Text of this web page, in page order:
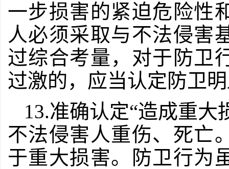
一步损害的紧迫危险性
人必须采取与不法侵害
过综合考量，对于防卫
过激的，应当认定防卫
13.准确认定“造成重大
不法侵害人重伤、死亡
于重大损害。防卫行为